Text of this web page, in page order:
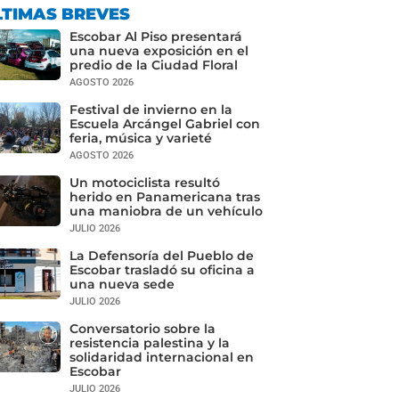
BREVES
Escobar Al Piso presentará
una nueva exposición en el
predio de la Ciudad Floral
AGOSTO 2026
Festival de invierno en la
Escuela Arcángel Gabriel con
feria, música y varieté
AGOSTO 2026
Un motociclista resultó
herido en Panamericana tras
una maniobra de un vehículo
JULIO 2026
La Defensoría del Pueblo de
Escobar trasladó su oficina a
una nueva sede
JULIO 2026
Conversatorio sobre la
resistencia palestina y la
solidaridad internacional en
Escobar
JULIO 2026